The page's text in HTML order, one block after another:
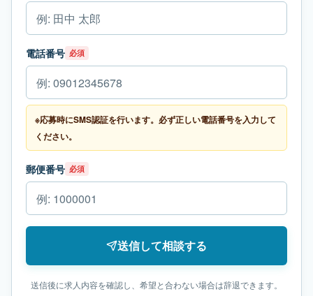
電話番号 必須
※応募時にSMS認証を行います。必ず正しい電話番号を入力して
ください。
郵便番号 必須
送信して相談する
送信後に求人内容を確認し、希望と合わない場合は辞退できます。